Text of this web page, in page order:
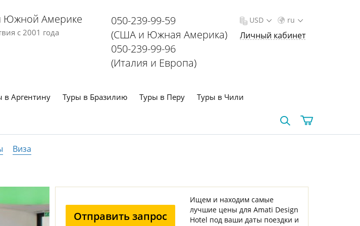
Южной Америке
с 2001 года
050-239-99-59
(США и Южная Америка)
050-239-99-96
(Италия и Европа)
ru
USD
Личный кабинет
в Аргентину Туры в Бразилию Туры в Перу Туры в Чили
Виза
Отправить запрос
Ищем и находим самые
лучшие цены для Amati Design
Hotel под ваши даты поездки и